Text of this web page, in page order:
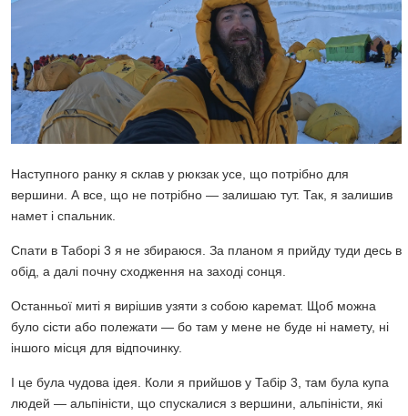
Наступного ранку я склав у рюкзак усе, що потрібно для
вершини. А все, що не потрібно — залишаю тут. Так, я залишив
намет і спальник.
Спати в Таборі 3 я не збираюся. За планом я прийду туди десь в
обід, а далі почну сходження на заході сонця.
Останньої миті я вирішив узяти з собою каремат. Щоб можна
було сісти або полежати — бо там у мене не буде ні намету, ні
іншого місця для відпочинку.
І це була чудова ідея. Коли я прийшов у Табір 3, там була купа
людей — альпіністи, що спускалися з вершини, альпіністи, які